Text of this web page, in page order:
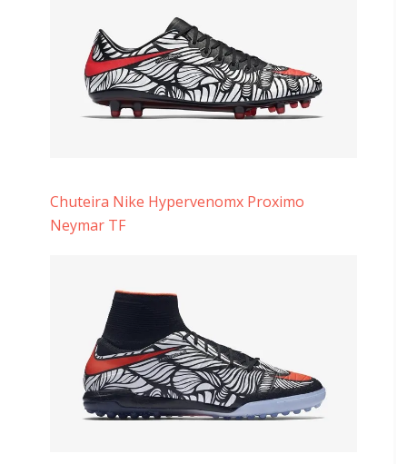
Chuteira Nike Hypervenomx Proximo
Neymar TF